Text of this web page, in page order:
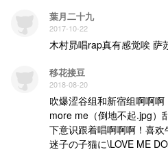
夢野幻太郎——CV：斉藤壮馬
有栖川帝統——CV：野津山幸宏
截图能表现的范围有限，有能力还是推荐大家去看视
UP主已经兴奋地舔一下午了ヾ(✿ﾟ▽ﾟ)ノ
喜欢请购买支持正版！！！！！（买起来～～～）
葉月二十九
2017-10-22
木村昴唱rap真有感觉唉 萨
移花接豆
2018-08-20
吹爆涩谷组和新宿组啊啊
more me（倒地不起.jpg）
下意识跟着唱啊啊啊！喜欢
迷子の子猫に\LOVE ME